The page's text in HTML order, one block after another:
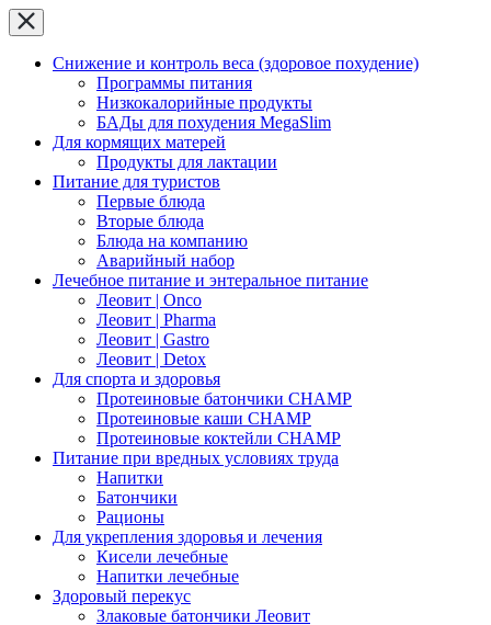
Снижение и контроль веса (здоровое похудение)
Программы питания
Низкокалорийные продукты
БАДы для похудения MegaSlim
Для кормящих матерей
Продукты для лактации
Питание для туристов
Первые блюда
Вторые блюда
Блюда на компанию
Аварийный набор
Лечебное питание и энтеральное питание
Леовит | Onco
Леовит | Pharma
Леовит | Gastro
Леовит | Detox
Для спорта и здоровья
Протеиновые батончики CHAMP
Протеиновые каши CHAMP
Протеиновые коктейли CHAMP
Питание при вредных условиях труда
Напитки
Батончики
Рационы
Для укрепления здоровья и лечения
Кисели лечебные
Напитки лечебные
Здоровый перекус
Злаковые батончики Леовит